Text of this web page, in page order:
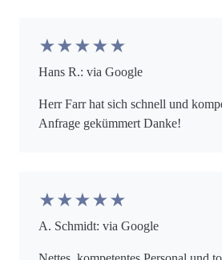
★★★★★
Hans R.: via Google
Herr Farr hat sich schnell und
Anfrage gekümmert Danke!
★★★★★
A. Schmidt: via Google